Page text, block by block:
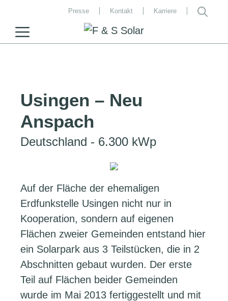
Inhalt
springen
Presse Kontakt Karriere
MENU
Usingen – Neu
Anspach
Deutschland - 6.300 kWp
Auf der Fläche der ehemaligen
Erdfunkstelle Usingen nicht nur in
Kooperation, sondern auf eigenen
Flächen zweier Gemeinden entstand hier
ein Solarpark aus 3 Teilstücken, die in 2
Abschnitten gebaut wurden. Der erste
Teil auf Flächen beider Gemeinden
wurde im Mai 2013 fertiggestellt und mit